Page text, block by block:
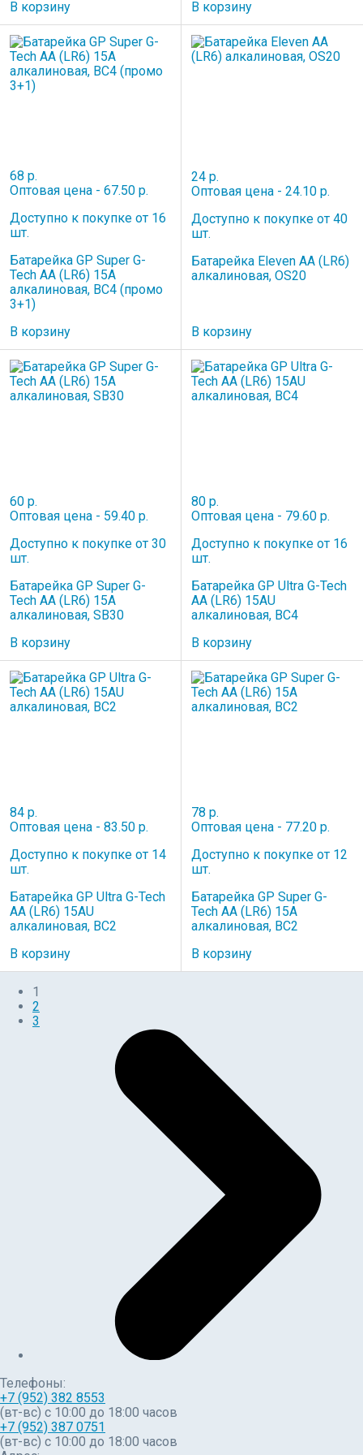
В корзину В корзину
68 р.
Оптовая цена - 67.50 р.
Доступно к покупке от 16
шт.
Батарейка GP Super G-
Tech AA (LR6) 15A
алкалиновая, BC4 (промо
3+1)
В корзину
24 р.
Оптовая цена - 24.10 р.
Доступно к покупке от 40
шт.
Батарейка Eleven AA (LR6)
алкалиновая, OS20
В корзину
60 р.
Оптовая цена - 59.40 р.
Доступно к покупке от 30
шт.
Батарейка GP Super G-
Tech AA (LR6) 15A
алкалиновая, SB30
В корзину
80 р.
Оптовая цена - 79.60 р.
Доступно к покупке от 16
шт.
Батарейка GP Ultra G-Tech
AA (LR6) 15AU
алкалиновая, BC4
В корзину
84 р.
Оптовая цена - 83.50 р.
Доступно к покупке от 14
шт.
Батарейка GP Ultra G-Tech
AA (LR6) 15AU
алкалиновая, BC2
В корзину
78 р.
Оптовая цена - 77.20 р.
Доступно к покупке от 12
шт.
Батарейка GP Super G-
Tech AA (LR6) 15A
алкалиновая, BC2
В корзину
1
2
3
Телефоны:
+7 (952) 382 8553
(вт-вс) c 10:00 до 18:00 часов
+7 (952) 387 0751
(вт-вс) с 10:00 до 18:00 часов